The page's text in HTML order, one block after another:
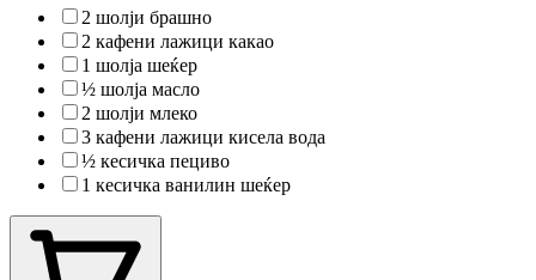
2 шолји брашно
2 кафени лажици какао
1 шолја шеќер
½ шолја масло
2 шолји млеко
3 кафени лажици кисела вода
½ кесичка пециво
1 кесичка ванилин шеќер